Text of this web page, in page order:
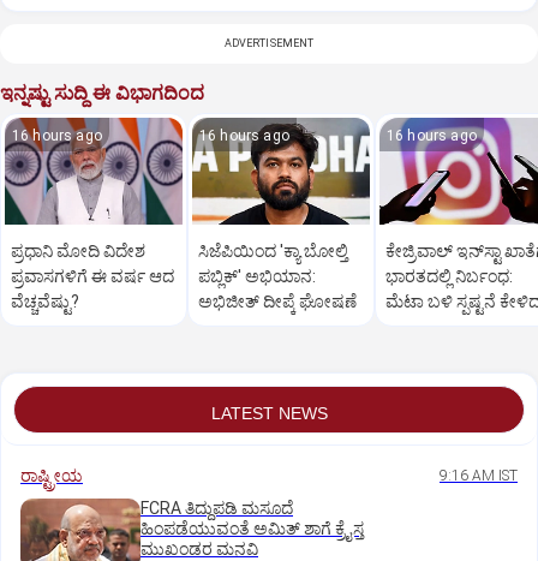
ADVERTISEMENT
ಇನ್ನಷ್ಟು ಸುದ್ದಿ ಈ ವಿಭಾಗದಿಂದ
16 hours ago
ಪ್ರಧಾನಿ ಮೋದಿ ವಿದೇಶ
ಪ್ರವಾಸಗಳಿಗೆ ಈ ವರ್ಷ ಆದ
ವೆಚ್ಚವೆಷ್ಟು?
16 hours ago
ಸಿಜೆಪಿಯಿಂದ 'ಕ್ಯಾ ಬೋಲ್ತಿ
ಪಬ್ಲಿಕ್' ಅಭಿಯಾನ:
ಅಭಿಜೀತ್ ದೀಪ್ಕೆ ಘೋಷಣೆ
16 hours ago
ಕೇಜ್ರಿವಾಲ್‌ ಇನ್‌ಸ್ಟಾ
ಭಾರತದಲ್ಲಿ ನಿರ್ಬಂಧ:
ಮೆಟಾ ಬಳಿ ಸ್ಪಷ್ಟನೆ
LATEST NEWS
ರಾಷ್ಟ್ರೀಯ 9:16 AM IST
FCRA ತಿದ್ದುಪಡಿ ಮಸೂದೆ
ಹಿಂಪಡೆಯುವಂತೆ ಅಮಿತ್‌ ಶಾಗೆ ಕ್ರೈಸ್ತ
ಮುಖಂಡರ ಮನವಿ